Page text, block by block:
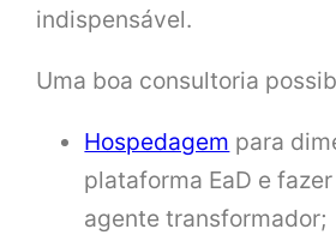
indispensável.
Uma boa consultoria
Hospedagem para
plataforma EaD e
agente transformador;